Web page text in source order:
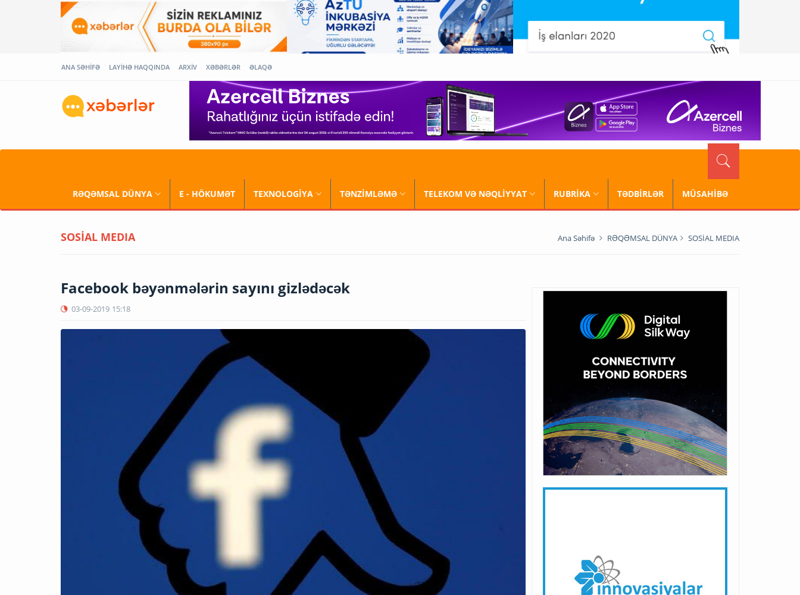
ANA SƏHİFƏ LAYİHƏ HAQQINDA ARXİV XƏBƏRLƏR ƏLAQƏ
RƏQƏMSAL DÜNYA E - HÖKUMƏT TEXNOLOGİYA TƏNZİMLƏMƏ TELEKOM VƏ NƏQLİYYAT RUBRİKA TƏDBİRLƏR MÜSAHİBƏ
SOSİAL MEDIA Ana Səhifə RƏQƏMSAL DÜNYA SOSİAL MEDIA
Facebook bəyənmələrin sayını gizlədəcək
03-09-2019 15:18